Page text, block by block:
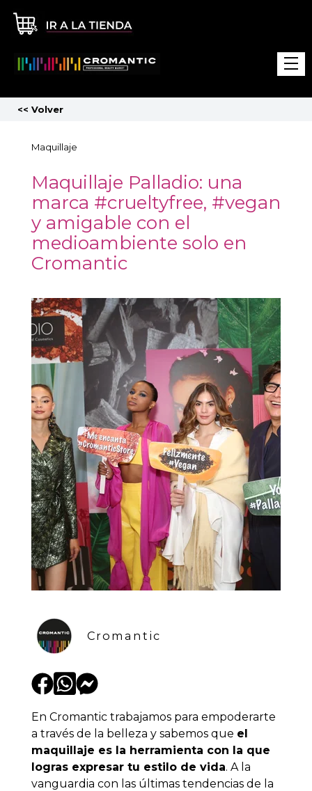
<< Volver
Maquillaje
Maquillaje Palladio: una
marca #crueltyfree, #vegan
y amigable con el
medioambiente solo en
Cromantic
Cromantic
En Cromantic trabajamos para empoderarte
a través de la belleza y sabemos que el
maquillaje es la herramienta con la que
logras expresar tu estilo de vida. A la
vanguardia con las últimas tendencias de la